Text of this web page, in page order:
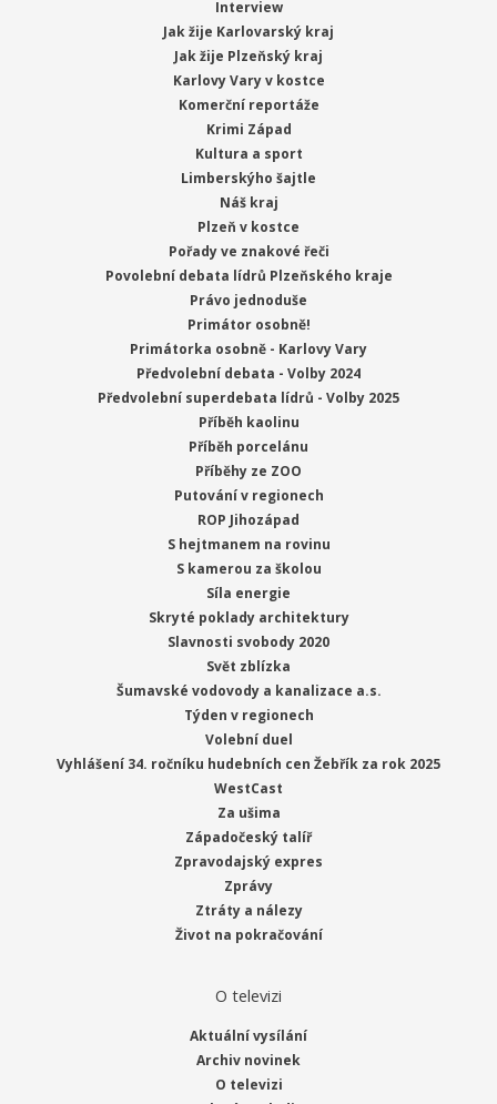
Interview
Jak žije Karlovarský kraj
Jak žije Plzeňský kraj
Karlovy Vary v kostce
Komerční reportáže
Krimi Západ
Kultura a sport
Limberskýho šajtle
Náš kraj
Plzeň v kostce
Pořady ve znakové řeči
Povolební debata lídrů Plzeňského kraje
Právo jednoduše
Primátor osobně!
Primátorka osobně - Karlovy Vary
Předvolební debata - Volby 2024
Předvolební superdebata lídrů - Volby 2025
Příběh kaolinu
Příběh porcelánu
Příběhy ze ZOO
Putování v regionech
ROP Jihozápad
S hejtmanem na rovinu
S kamerou za školou
Síla energie
Skryté poklady architektury
Slavnosti svobody 2020
Svět zblízka
Šumavské vodovody a kanalizace a.s.
Týden v regionech
Volební duel
Vyhlášení 34. ročníku hudebních cen Žebřík za rok 2025
WestCast
Za ušima
Západočeský talíř
Zpravodajský expres
Zprávy
Ztráty a nálezy
Život na pokračování
O televizi
Aktuální vysílání
Archiv novinek
O televizi